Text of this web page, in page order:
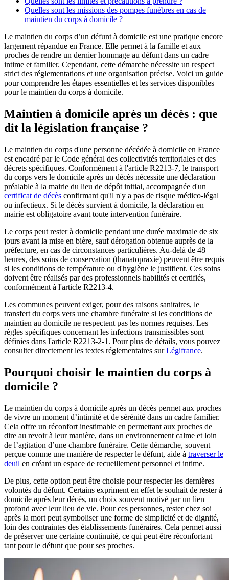
Quelles sont les missions des pompes funèbres en cas de
maintien du corps à domicile ?
Le maintien du corps d’un défunt à domicile est une pratique encore
largement répandue en France. Elle permet à la famille et aux
proches de rendre un dernier hommage au défunt dans un cadre
intime et familier. Cependant, cette démarche nécessite un respect
strict des réglementations et une organisation précise. Voici un guide
pour comprendre les étapes essentielles et les services disponibles
pour le maintien du corps à domicile.
Maintien à domicile après un décès : que
dit la législation française ?
Le maintien du corps d'une personne décédée à domicile en France
est encadré par le Code général des collectivités territoriales et des
décrets spécifiques. Conformément à l'article R2213-7, le transport
du corps vers le domicile après un décès nécessite une déclaration
préalable à la mairie du lieu de dépôt initial, accompagnée d'un
certificat de décès confirmant qu'il n'y a pas de risque médico-légal
ou infectieux. Si le décès survient à domicile, la déclaration en
mairie est obligatoire avant toute intervention funéraire.
Le corps peut rester à domicile pendant une durée maximale de six
jours avant la mise en bière, sauf dérogation obtenue auprès de la
préfecture, en cas de circonstances particulières. Au-delà de 48
heures, des soins de conservation (thanatopraxie) peuvent être requis
si les conditions de température ou d'hygiène le justifient. Ces soins
doivent être réalisés par des professionnels habilités et certifiés,
conformément à l'article R2213-4.
Les communes peuvent exiger, pour des raisons sanitaires, le
transfert du corps vers une chambre funéraire si les conditions de
maintien au domicile ne respectent pas les normes requises. Les
règles spécifiques concernant les infections transmissibles sont
définies dans l'article R2213-2-1. Pour plus de détails, vous pouvez
consulter directement les textes réglementaires surLégifrance.
Pourquoi choisir le maintien du corps à
domicile ?
Le maintien du corps à domicile après un décès permet aux proches
de vivre un moment d’intimité et de sérénité dans un cadre familier.
Cela offre un réconfort inestimable en permettant aux proches de
dire au revoir à leur manière, dans un environnement calme et loin
de l’agitation d’une chambre funéraire. Cette démarche, souvent
perçue comme une manière de respecter le défunt, aide à traverser le
deuil en créant un espace de recueillement personnel et intime.
De plus, cette option peut être choisie pour respecter les dernières
volontés du défunt. Certains expriment en effet le souhait de rester à
domicile après leur décès, un choix souvent motivé par un lien
profond avec leur lieu de vie. Pour ces personnes, rester chez soi
après la mort peut symboliser une forme de simplicité et de dignité,
loin des contraintes des établissements funéraires. Cela permet aussi
de préserver une certaine continuité, ce qui peut être réconfortant
tant pour le défunt que pour ses proches.